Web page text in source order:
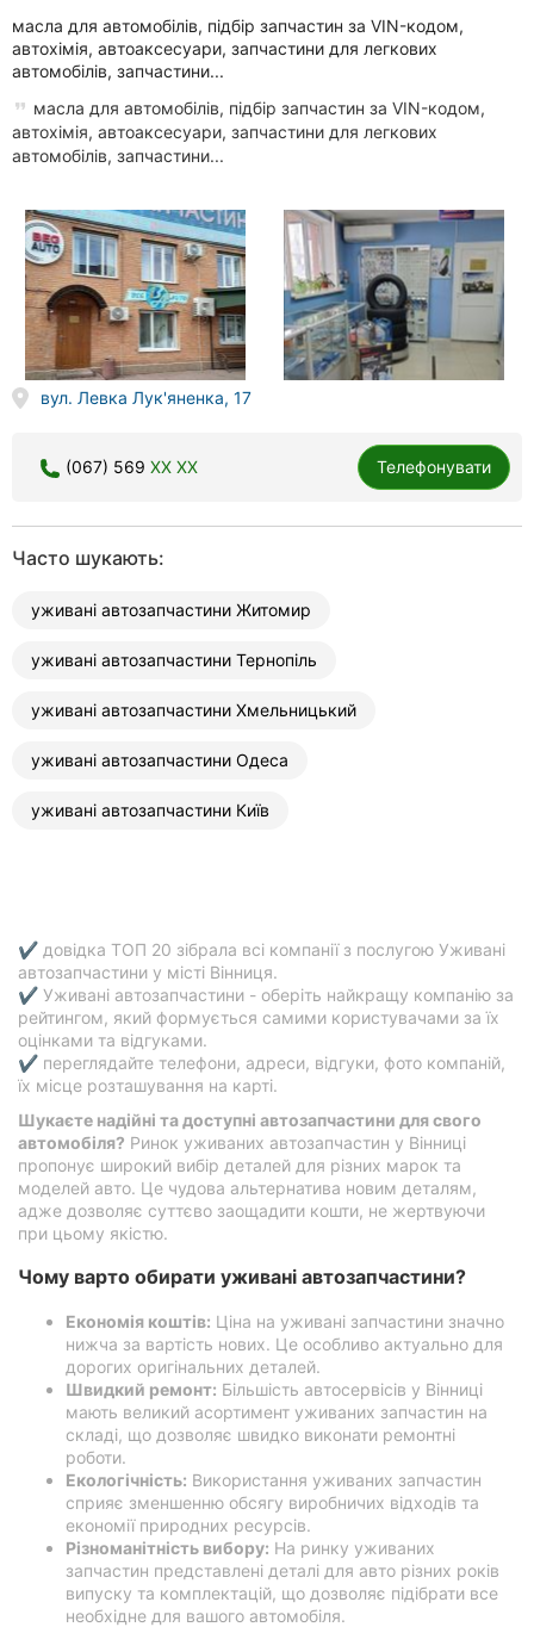
масла для автомобілів, підбір запчастин за VIN-кодом,
автохімія, автоаксесуари, запчастини для легкових
автомобілів, запчастини...
масла для автомобілів, підбір запчастин за VIN-кодом,
автохімія, автоаксесуари, запчастини для легкових
автомобілів, запчастини...
вул. Левка Лук'яненка, 17
(067) 569 XX XX Телефонувати
Часто шукають:
уживані автозапчастини Житомир
уживані автозапчастини Тернопіль
уживані автозапчастини Хмельницький
уживані автозапчастини Одеса
уживані автозапчастини Київ
✔ довідка ТОП 20 зібрала всі компанії з послугою Уживані
автозапчастини у місті Вінниця.
✔ Уживані автозапчастини - оберіть найкращу компанію за
рейтингом, який формується самими користувачами за їх
оцінками та відгуками.
✔ переглядайте телефони, адреси, відгуки, фото компаній,
їх місце розташування на карті.
Шукаєте надійні та доступні автозапчастини для свого
автомобіля? Ринок уживаних автозапчастин у Вінниці
пропонує широкий вибір деталей для різних марок та
моделей авто. Це чудова альтернатива новим деталям,
адже дозволяє суттєво заощадити кошти, не жертвуючи
при цьому якістю.
Чому варто обирати уживані автозапчастини?
Економія коштів: Ціна на уживані запчастини значно
нижча за вартість нових. Це особливо актуально для
дорогих оригінальних деталей.
Швидкий ремонт: Більшість автосервісів у Вінниці
мають великий асортимент уживаних запчастин на
складі, що дозволяє швидко виконати ремонтні
роботи.
Екологічність: Використання уживаних запчастин
сприяє зменшенню обсягу виробничих відходів та
економії природних ресурсів.
Різноманітність вибору: На ринку уживаних
запчастин представлені деталі для авто різних років
випуску та комплектацій, що дозволяє підібрати все
необхідне для вашого автомобіля.